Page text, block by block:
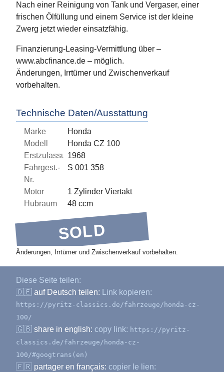
Nach einer Reinigung von Tank und Vergaser, einer
frischen Ölfüllung und einem Service ist der kleine
Zwerg jetzt wieder einsatzfähig.
Finanzierung-Leasing-Vermittlung über –
www.abcfinance.de – möglich.
Änderungen, Irrtümer und Zwischenverkauf
vorbehalten.
Technische Daten/Ausstattung
Marke
Honda
Modell
Honda CZ 100
Erstzulassung1968
Fahrgest.-
Nr.
S 001 358
Motor
1 Zylinder Viertakt
Hubraum
48 ccm
SOLD
Änderungen, Irrtümer und Zwischenverkauf vorbehalten.
Diese Seite teilen:
🇩🇪 auf Deutsch teilen: Link kopieren:
https://pyritz-classics.de/fahrzeuge/honda-cz-
100/
🇬🇧 share in english: copy link: https://pyritz-
classics.de/fahrzeuge/honda-cz-
100/#googtrans(en)
🇫🇷 partager en français: copier le lien: